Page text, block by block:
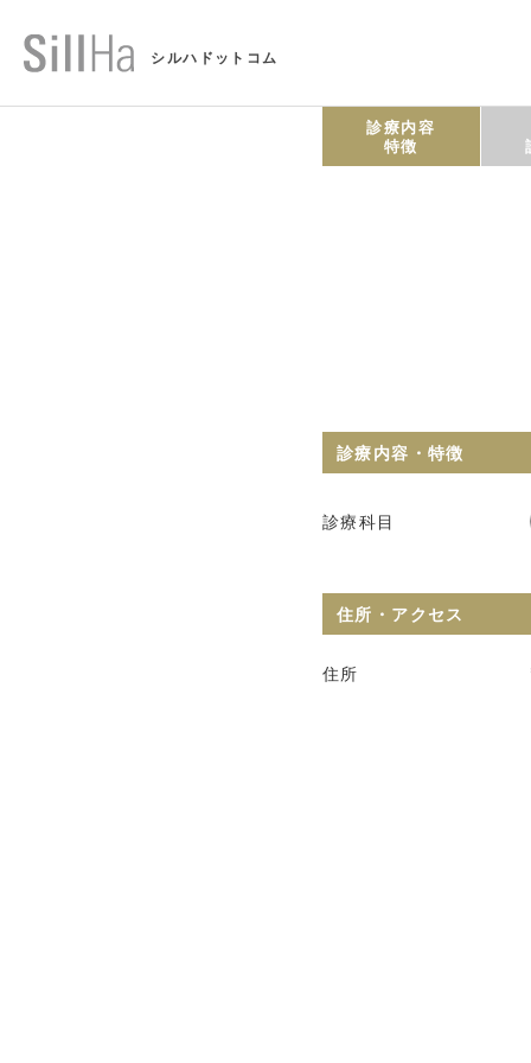
シルハドットコム
診療内容
特徴
診療内容・特徴
診療科目
住所・アクセス
住所